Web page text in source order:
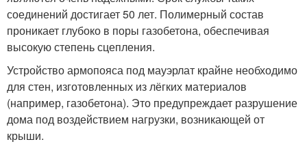
соединений достигает 50 лет. Полимерный состав
проникает глубоко в поры газобетона, обеспечивая
высокую степень сцепления.
Устройство армопояса под мауэрлат крайне необходимо
для стен, изготовленных из лёгких материалов
(например, газобетона). Это предупреждает разрушение
дома под воздействием нагрузки, возникающей от
крыши.